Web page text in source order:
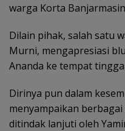
warga Korta
Dilain pihak, salah satu
Murni, mengapresiasi
Ananda ke tempat
Dirinya pun dalam
menyampaikan
ditindak lanjuti oleh